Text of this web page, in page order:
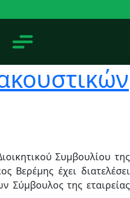
Συμβουλίου της
Βερέμης έχει διατελέσει
Σύμβουλος της εταιρείας